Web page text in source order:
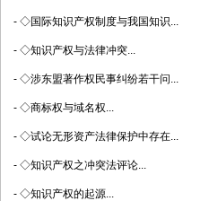
- ◇国际知识产权制度与我国知识...
- ◇知识产权与法律冲突...
- ◇涉东盟著作权民事纠纷若干问...
- ◇商标权与域名权...
- ◇试论无形资产法律保护中存在...
- ◇知识产权之冲突法评论...
- ◇知识产权的起源...